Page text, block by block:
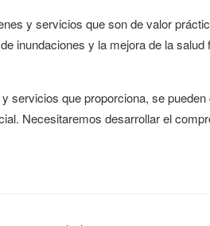
y servicios que son de valor
inundaciones y la mejora de la
servicios que proporciona, se
Necesitaremos desarrollar el